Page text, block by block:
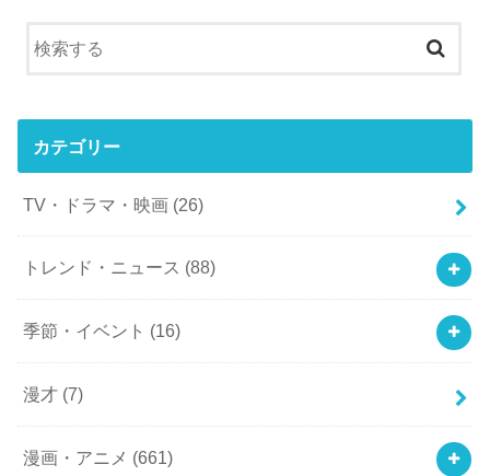
カテゴリー
TV・ドラマ・映画 (26)
トレンド・ニュース (88)
季節・イベント (16)
漫才 (7)
漫画・アニメ (661)